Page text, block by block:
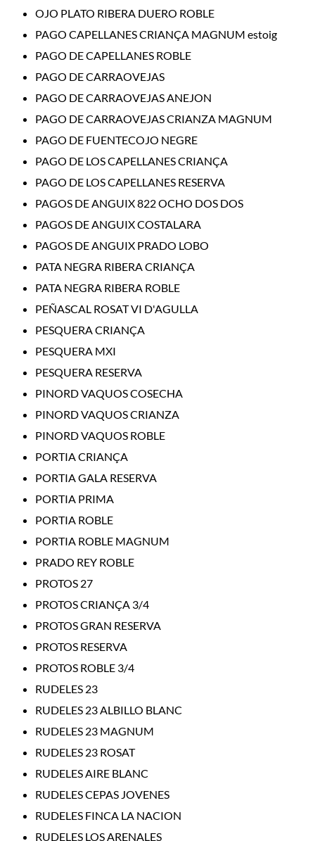
OJO PLATO RIBERA DUERO ROBLE
PAGO CAPELLANES CRIANÇA MAGNUM estoig
PAGO DE CAPELLANES ROBLE
PAGO DE CARRAOVEJAS
PAGO DE CARRAOVEJAS ANEJON
PAGO DE CARRAOVEJAS CRIANZA MAGNUM
PAGO DE FUENTECOJO NEGRE
PAGO DE LOS CAPELLANES CRIANÇA
PAGO DE LOS CAPELLANES RESERVA
PAGOS DE ANGUIX 822 OCHO DOS DOS
PAGOS DE ANGUIX COSTALARA
PAGOS DE ANGUIX PRADO LOBO
PATA NEGRA RIBERA CRIANÇA
PATA NEGRA RIBERA ROBLE
PEÑASCAL ROSAT VI D'AGULLA
PESQUERA CRIANÇA
PESQUERA MXI
PESQUERA RESERVA
PINORD VAQUOS COSECHA
PINORD VAQUOS CRIANZA
PINORD VAQUOS ROBLE
PORTIA CRIANÇA
PORTIA GALA RESERVA
PORTIA PRIMA
PORTIA ROBLE
PORTIA ROBLE MAGNUM
PRADO REY ROBLE
PROTOS 27
PROTOS CRIANÇA 3/4
PROTOS GRAN RESERVA
PROTOS RESERVA
PROTOS ROBLE 3/4
RUDELES 23
RUDELES 23 ALBILLO BLANC
RUDELES 23 MAGNUM
RUDELES 23 ROSAT
RUDELES AIRE BLANC
RUDELES CEPAS JOVENES
RUDELES FINCA LA NACION
RUDELES LOS ARENALES